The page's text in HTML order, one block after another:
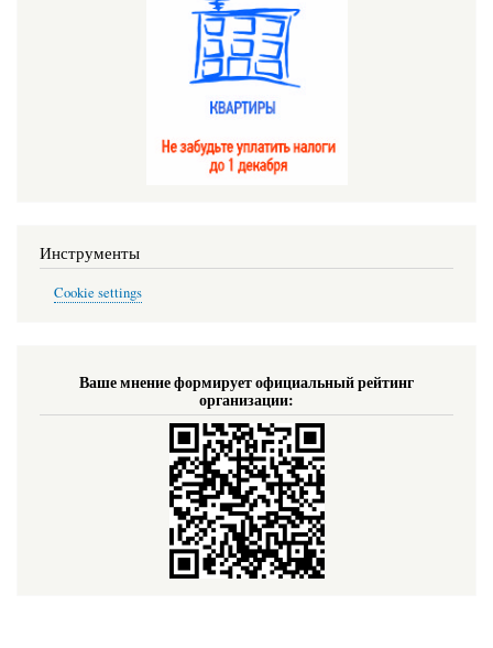
Инструменты
Cookie settings
Ваше мнение формирует официальный рейтинг
организации: